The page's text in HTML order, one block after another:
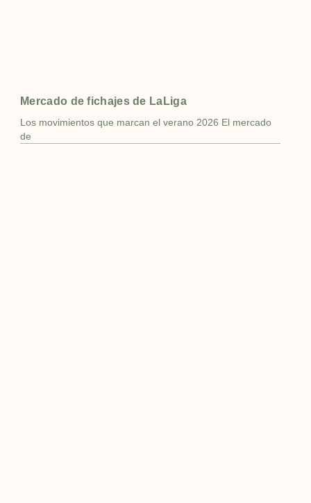
Mercado de fichajes de LaLiga
Los movimientos que marcan el verano 2026 El mercado
de